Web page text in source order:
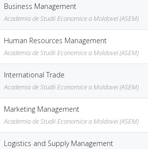
Business Management
Academia de Studii Economice a Moldovei (ASEM)
Human Resources Management
Academia de Studii Economice a Moldovei (ASEM)
International Trade
Academia de Studii Economice a Moldovei (ASEM)
Marketing Management
Academia de Studii Economice a Moldovei (ASEM)
Logistics and Supply Management